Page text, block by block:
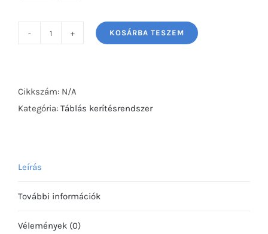
kerítéselem
4mm
KOSÁRBA TESZEM
Cikkszám: N/A
Kategória: Táblás kerítésrendszer
Leírás
További információk
Vélemények (0)